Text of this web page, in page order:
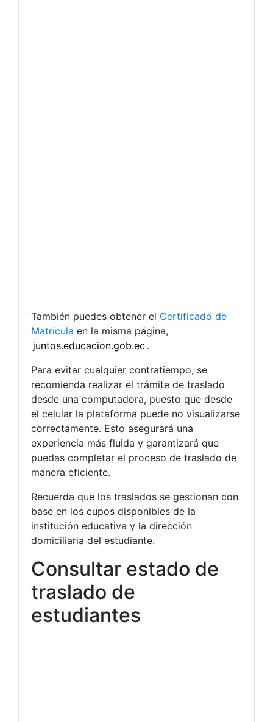
También puedes obtener el Certificado de
Matrícula en la misma página,
juntos.educacion.gob.ec .
Para evitar cualquier contratiempo, se
recomienda realizar el trámite de traslado
desde una computadora, puesto que desde
el celular la plataforma puede no visualizarse
correctamente. Esto asegurará una
experiencia más fluida y garantizará que
puedas completar el proceso de traslado de
manera eficiente.
Recuerda que los traslados se gestionan con
base en los cupos disponibles de la
institución educativa y la dirección
domiciliaria del estudiante.
Consultar estado de
traslado de
estudiantes